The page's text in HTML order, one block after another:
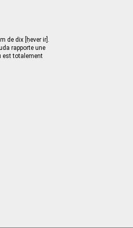
de dix [ḥever ir].
rapporte une
est totalement